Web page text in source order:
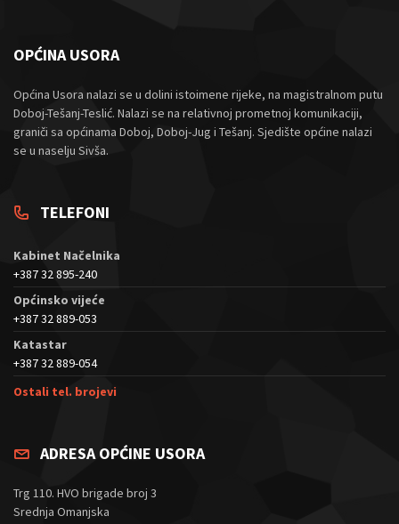
OPĆINA USORA
Općina Usora nalazi se u dolini istoimene rijeke, na magistralnom putu
Doboj-Tešanj-Teslić. Nalazi se na relativnoj prometnoj komunikaciji,
graniči sa općinama Doboj, Doboj-Jug i Tešanj. Sjedište općine nalazi
se u naselju Sivša.
TELEFONI
Kabinet Načelnika
+387 32 895-240
Općinsko vijeće
+387 32 889-053
Katastar
+387 32 889-054
Ostali tel. brojevi
ADRESA OPĆINE USORA
Trg 110. HVO brigade broj 3
Srednja Omanjska